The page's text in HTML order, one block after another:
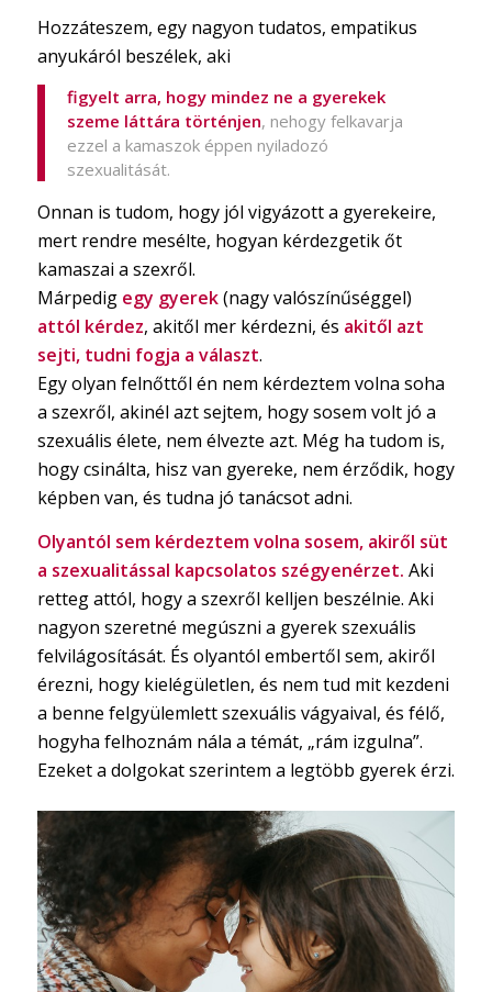
Hozzáteszem, egy nagyon tudatos, empatikus
anyukáról beszélek, aki
figyelt arra, hogy mindez ne a gyerekek
szeme láttára történjen, nehogy felkavarja
ezzel a kamaszok éppen nyiladozó
szexualitását.
Onnan is tudom, hogy jól vigyázott a gyerekeire,
mert rendre mesélte, hogyan kérdezgetik őt
kamaszai a szexről.
Márpedig egy gyerek(nagy valószínűséggel)
attól kérdez, akitől mer kérdezni, és akitől azt
sejti, tudni fogja a választ.
Egy olyan felnőttől én nem kérdeztem volna soha
a szexről, akinél azt sejtem, hogy sosem volt jó a
szexuális élete, nem élvezte azt. Még ha tudom is,
hogy csinálta, hisz van gyereke, nem érződik, hogy
képben van, és tudna jó tanácsot adni.
Olyantól sem kérdeztem volna sosem, akiről süt
a szexualitással kapcsolatos szégyenérzet. Aki
retteg attól, hogy a szexről kelljen beszélnie. Aki
nagyon szeretné megúszni a gyerek szexuális
felvilágosítását. És olyantól embertől sem, akiről
érezni, hogy kielégületlen, és nem tud mit kezdeni
a benne felgyülemlett szexuális vágyaival, és félő,
hogyha felhoznám nála a témát, „rám izgulna”.
Ezeket a dolgokat szerintem a legtöbb gyerek érzi.